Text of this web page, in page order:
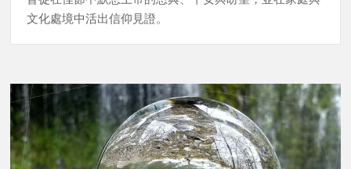
文化處境中活出信仰見證。